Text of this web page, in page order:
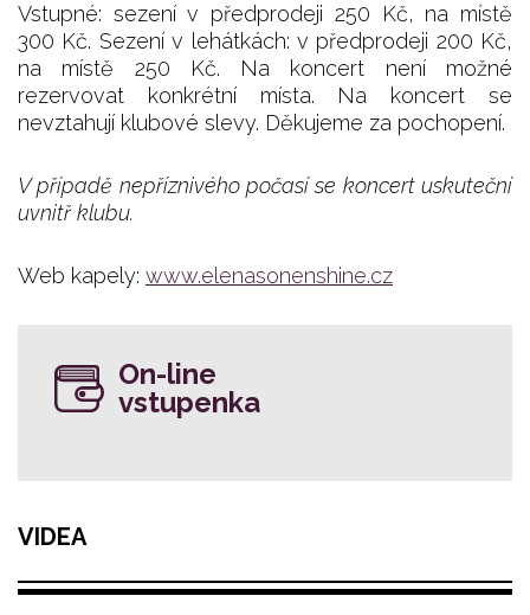
Vstupné: sezení v předprodeji 250 Kč, na místě
300 Kč. Sezení v lehátkách: v předprodeji 200 Kč,
na místě 250 Kč. Na koncert není možné
rezervovat konkrétní místa. Na koncert se
nevztahují klubové slevy. Děkujeme za pochopení.
V případě nepříznivého počasí se koncert uskuteční
uvnitř klubu.
Web kapely: www.elenasonenshine.cz
On-line
vstupenka
VIDEA